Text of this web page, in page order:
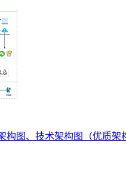
构图、技术架构图（优质架